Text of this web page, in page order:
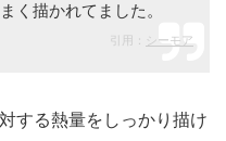
く描かれてました。
引用： シーモア
する熱量をしっかり描け